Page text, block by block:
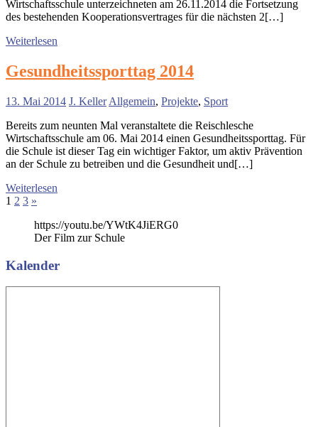
Wirtschaftsschule unterzeichneten am 26.11.2014 die Fortsetzung
des bestehenden Kooperationsvertrages für die nächsten 2[…]
Weiterlesen
Gesundheitssporttag 2014
13. Mai 2014 J. Keller Allgemein, Projekte, Sport
Bereits zum neunten Mal veranstaltete die Reischlesche
Wirtschaftsschule am 06. Mai 2014 einen Gesundheitssporttag. Für
die Schule ist dieser Tag ein wichtiger Faktor, um aktiv Prävention
an der Schule zu betreiben und die Gesundheit und[…]
Weiterlesen
Seitennummerierung
Beiträge
1 2 3 Nächste
»
https://youtu.be/YWtK4JiERG0
Der Film zur Schule
Kalender